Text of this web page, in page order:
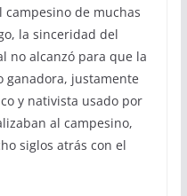
de muchas
la sinceridad del
no alcanzó para que la
ganadora, justamente
y nativista usado por
al campesino,
siglos atrás con el